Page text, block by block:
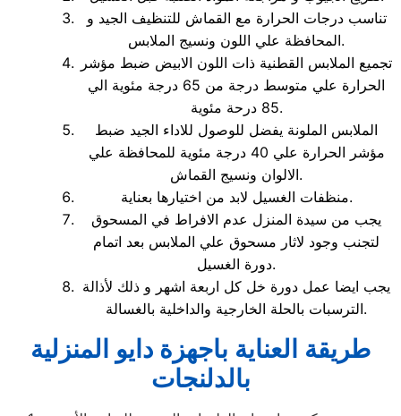
تناسب درجات الحرارة مع القماش للتنظيف الجيد و
المحافظة علي اللون ونسيج الملابس.
تجميع الملابس القطنية ذات اللون الابيض ضبط مؤشر
الحرارة علي متوسط درجة من 65 درجة مئوية الي
85 درحة مئوية.
الملابس الملونة يفضل للوصول للاداء الجيد ضبط
مؤشر الحرارة علي 40 درجة مئوية للمحافظة علي
الالوان ونسيج القماش.
منظفات الغسيل لابد من اختيارها بعناية.
يجب من سيدة المنزل عدم الافراط في المسحوق
لتجنب وجود لاثار مسحوق علي الملابس بعد اتمام
دورة الغسيل.
يجب ايضا عمل دورة خل كل اربعة اشهر و ذلك لأذالة
الترسبات بالحلة الخارجية والداخلية بالغسالة.
طريقة العناية باجهزة دايو المنزلية
بالدلنجات